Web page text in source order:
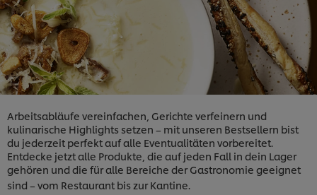
Arbeitsabläufe vereinfachen, Gerichte verfeinern und
kulinarische Highlights setzen – mit unseren Bestsellern bist
du jederzeit perfekt auf alle Eventualitäten vorbereitet.
Entdecke jetzt alle Produkte, die auf jeden Fall in dein Lager
gehören und die für alle Bereiche der Gastronomie geeignet
sind – vom Restaurant bis zur Kantine.